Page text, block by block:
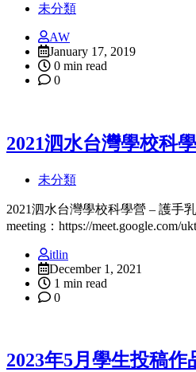
未分類
AW
January 17, 2019
0 min read
0
2021泗水台灣學校科
未分類
2021泗水台灣學校科學營 – 護手
meeting：https://meet.google.com/
itlin
December 1, 2021
1 min read
0
2023年5月學生投稿作